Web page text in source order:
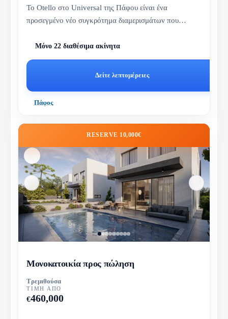
Το Otello στο Universal της Πάφου είναι ένα
προσεγμένο νέο συγκρότημα διαμερισμάτων που
Μόνο 22 διαθέσιμα ακίνητα
Δείτε λεπτομέρειες
Πάφος
RESERVE 10,000€
Μονοκατοικία προς πώληση
Τρεμιθούσα
ΤΙΜΉ ΑΠΌ
€460,000